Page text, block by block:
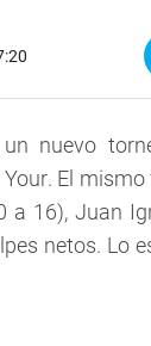
nuevo
El
16), Juan
netos. Lo